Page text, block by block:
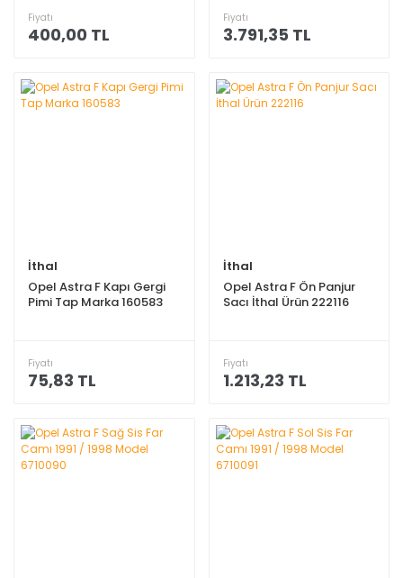
Fiyatı
400,00 TL
Fiyatı
3.791,35 TL
İthal
Opel Astra F Kapı Gergi
Pimi Tap Marka 160583
Fiyatı
75,83 TL
İthal
Opel Astra F Ön Panjur
Sacı İthal Ürün 222116
Fiyatı
1.213,23 TL